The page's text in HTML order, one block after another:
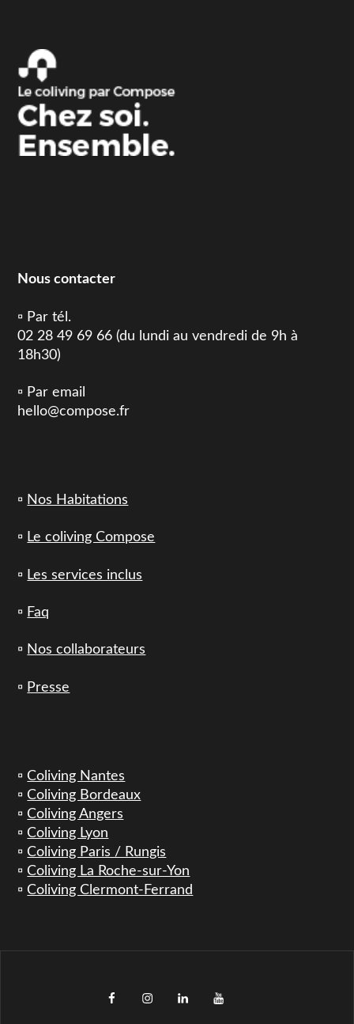
Nous contacter
▫️ Par tél.
02 28 49 69 66 (du lundi au vendredi de 9h à
18h30)
▫️ Par email
hello@compose.fr
▫️ Nos Habitations
▫️ Le coliving Compose
▫️ Les services inclus
▫️ Faq
▫️ Nos collaborateurs
▫️ Presse
▫️Coliving Nantes
▫️Coliving Bordeaux
▫️Coliving Angers
▫️Coliving Lyon
▫️Coliving Paris / Rungis
▫️Coliving La Roche-sur-Yon
▫️Coliving Clermont-Ferrand
facebookinstagramLinkedInYouTube